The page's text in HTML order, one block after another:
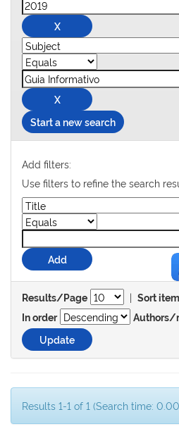
Start a new search
Add filters:
Use filters to refine the search
Results/Page | Sort
In order
Authors/
Results 1-1 of 1 (Search time: